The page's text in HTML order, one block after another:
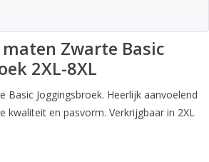
Zwarte Basic
2XL-8XL
Basic Joggingsbroek. Heerlijk aanvoelend
kwaliteit en pasvorm. Verkrijgbaar in 2XL